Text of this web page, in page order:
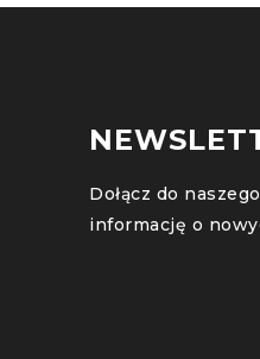
Dołącz do
informację o